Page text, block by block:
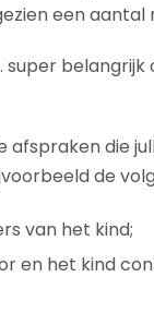
een
afspraken die
de
van het kind;
en het kind